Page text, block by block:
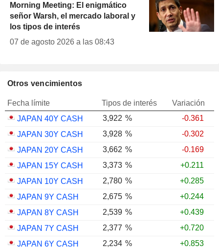
Morning Meeting: El enigmático
señor Warsh, el mercado laboral y
los tipos de interés
07 de agosto 2026 a las 08:43
Otros vencimientos
Fecha límite Tipos de interés
Variación
JAPAN 40Y CASH
3,922 %
-0.361
JAPAN 30Y CASH
3,928 %
-0.302
JAPAN 20Y CASH
3,662 %
-0.169
JAPAN 15Y CASH
3,373 %
+0.211
JAPAN 10Y CASH
2,780 %
+0.285
JAPAN 9Y CASH
2,675 %
+0.244
JAPAN 8Y CASH
2,539 %
+0.439
JAPAN 7Y CASH
2,377 %
+0.720
JAPAN 6Y CASH
2,234 %
+0.853